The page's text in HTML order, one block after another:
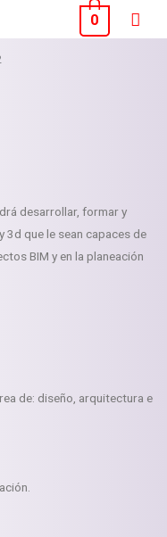
0
desarrollar, formar y
3d que le sean capaces de
BIM y en la planeación
de: diseño, arquitectura e